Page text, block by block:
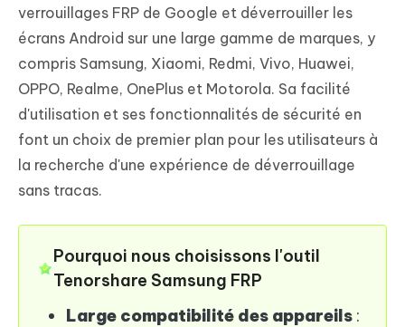
verrouillages FRP de Google et déverrouiller les
écrans Android sur une large gamme de marques, y
compris Samsung, Xiaomi, Redmi, Vivo, Huawei,
OPPO, Realme, OnePlus et Motorola. Sa facilité
d'utilisation et ses fonctionnalités de sécurité en
font un choix de premier plan pour les utilisateurs à
la recherche d'une expérience de déverrouillage
sans tracas.
Pourquoi nous choisissons l'outil
Tenorshare Samsung FRP
Large compatibilité des appareils :